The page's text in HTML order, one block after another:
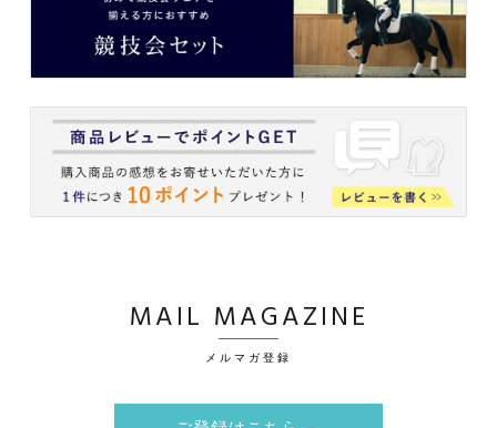
MAIL MAGAZINE
メルマガ登録